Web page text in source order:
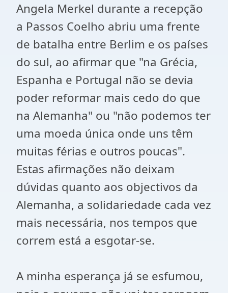
Angela Merkel durante a recepção
a Passos Coelho abriu uma frente
de batalha entre Berlim e os países
do sul, ao afirmar que "na Grécia,
Espanha e Portugal não se devia
poder reformar mais cedo do que
na Alemanha" ou "não podemos ter
uma moeda única onde uns têm
muitas férias e outros poucas".
Estas afirmações não deixam
dúvidas quanto aos objectivos da
Alemanha, a solidariedade cada vez
mais necessária, nos tempos que
correm está a esgotar-se.
A minha esperança já se esfumou,